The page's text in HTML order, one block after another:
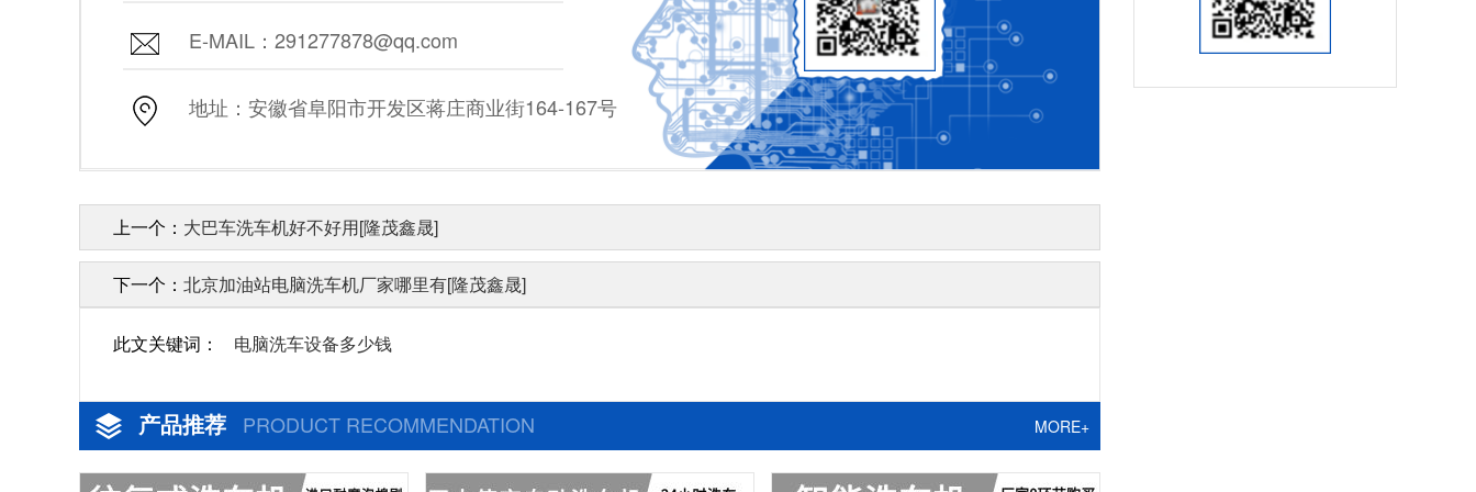
E-MAIL：291277878@qq.com
地址：安徽省阜阳市开发区蒋庄商业街164-167号
上一个： 大巴车洗车机好不好用[隆茂鑫晟]
下一个： 北京加油站电脑洗车机厂家哪里有[隆茂鑫晟]
此文关键词： 电脑洗车设备多少钱
产品推荐 PRODUCT RECOMMENDATION MORE+